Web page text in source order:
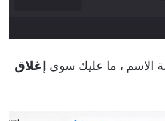
الاسم ، ما عليك سوى إغلاق